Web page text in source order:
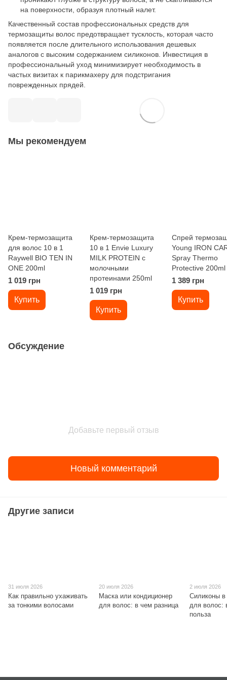
на поверхности, образуя плотный налет.
Качественный состав профессиональных средств для
термозащиты волос предотвращает тусклость, которая часто
появляется после длительного использования дешевых
аналогов с высоким содержанием силиконов. Инвестиция в
профессиональный уход минимизирует необходимость в
частых визитах к парикмахеру для подстригания
поврежденных прядей.
Мы рекомендуем
Крем-термозащита
для волос 10 в 1
Raywell BIO TEN IN
ONE 200ml
1 019 грн
Купить
Крем-термозащита
10 в 1 Envie Luxury
MILK PROTEIN с
молочными
протеинами 250ml
1 019 грн
Купить
Спрей
Young IRON
Spray Thermo
Protective 200ml
1 389 грн
Купить
Обсуждение
Добавьте первый отзыв
Новый комментарий
Другие записи
31 июля 2026
Как правильно ухаживать
за тонкими волосами
20 июля 2026
Маска или кондиционер
для волос: в чем разница
2 июля 2026
Силиконы в
для волос:
польза